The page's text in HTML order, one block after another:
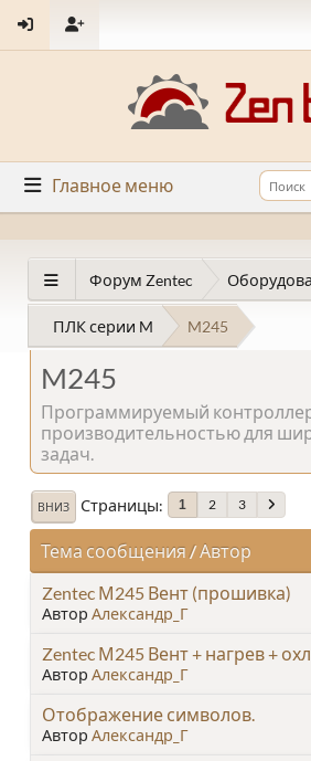
Главное меню
Форум Zentec
ПЛК серии M M245
M245
Программируемый
производительностью для
задач.
ВНИЗ Страницы 1 2 3
Тема сообщения / Автор
Zentec М245 Вент (прошивка)
Автор Александр_Г
Zentec М245 Вент + нагрев +
Автор Александр_Г
Отображение символов.
Автор Александр_Г